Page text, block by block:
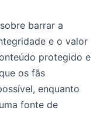
barrar a
e o valor
protegido e
os fãs
enquanto
fonte de